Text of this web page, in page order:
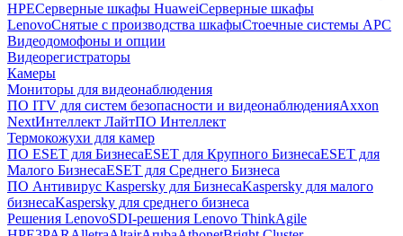
HPEСерверные шкафы HuaweiСерверные шкафы
LenovoСнятые с производства шкафыСтоечные системы APC
Видеодомофоны и опции
Видеорегистраторы
Камеры
Мониторы для видеонаблюдения
ПО ITV для систем безопасности и видеонаблюденияAxxon
NextИнтеллект ЛайтПО Интеллект
Термокожухи для камер
ПО ESET для БизнесаESET для Крупного БизнесаESET для
Малого БизнесаESET для Среднего Бизнеса
ПО Антивирус Kaspersky для БизнесаKaspersky для малого
бизнесаKaspersky для среднего бизнеса
Решения LenovoSDI-решения Lenovo ThinkAgile